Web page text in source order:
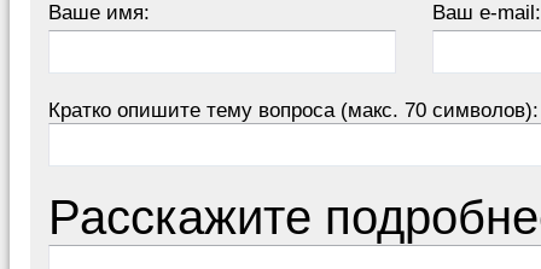
Ваше имя: Ваш e-mail:
Кратко опишите тему вопроса (макс. 70 символов):
Расскажите